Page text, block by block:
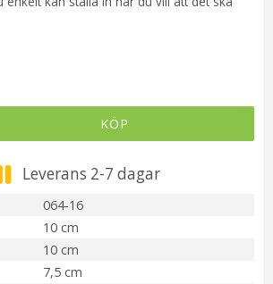
KÖP
Leverans 2-7 dagar
064-16
10 cm
10 cm
7,5 cm